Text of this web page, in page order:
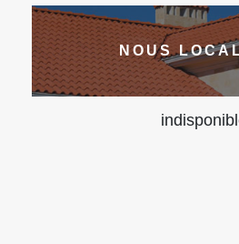
NOUS